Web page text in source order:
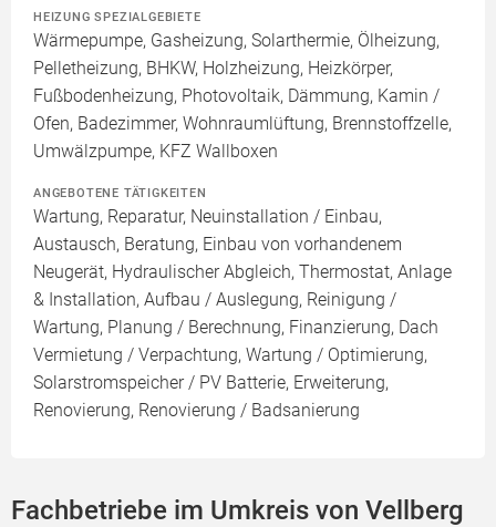
HEIZUNG SPEZIALGEBIETE
Wärmepumpe, Gasheizung, Solarthermie, Ölheizung,
Pelletheizung, BHKW, Holzheizung, Heizkörper,
Fußbodenheizung, Photovoltaik, Dämmung, Kamin /
Ofen, Badezimmer, Wohnraumlüftung, Brennstoffzelle,
Umwälzpumpe, KFZ Wallboxen
ANGEBOTENE TÄTIGKEITEN
Wartung, Reparatur, Neuinstallation / Einbau,
Austausch, Beratung, Einbau von vorhandenem
Neugerät, Hydraulischer Abgleich, Thermostat, Anlage
& Installation, Aufbau / Auslegung, Reinigung /
Wartung, Planung / Berechnung, Finanzierung, Dach
Vermietung / Verpachtung, Wartung / Optimierung,
Solarstromspeicher / PV Batterie, Erweiterung,
Renovierung, Renovierung / Badsanierung
Fachbetriebe im Umkreis von Vellberg